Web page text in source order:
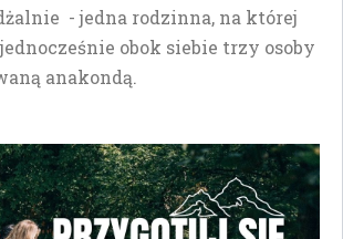
- jedna rodzinna, na której
obok siebie trzy osoby
anakondą.